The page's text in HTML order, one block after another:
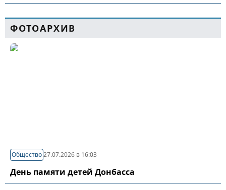
ФОТОАРХИВ
Общество27.07.2026 в 16:03
День памяти детей Донбасса